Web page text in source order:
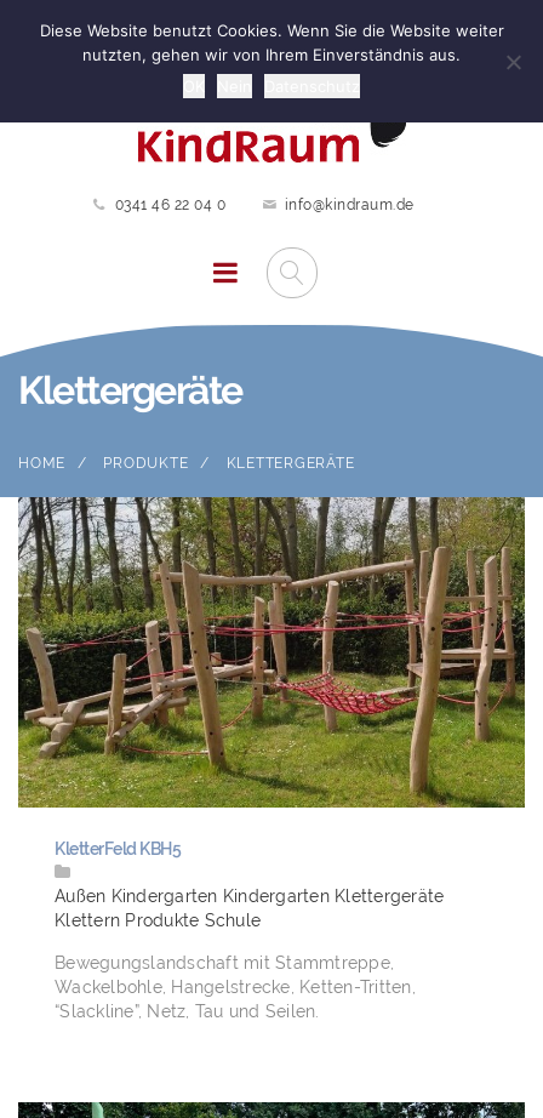
0341 46 22 04 0 info@kindraum.de
Klettergeräte
HOME PRODUKTE KLETTERGERÄTE
KletterFeld KBH5
Außen Kindergarten Kindergarten Klettergeräte
Klettern Produkte Schule
Bewegungslandschaft mit Stammtreppe,
Wackelbohle, Hangelstrecke, Ketten-Tritten,
“Slackline”, Netz, Tau und Seilen.
Diese Website benutzt Cookies. Wenn Sie die Website weiter
nutzten, gehen wir von Ihrem Einverständnis aus.